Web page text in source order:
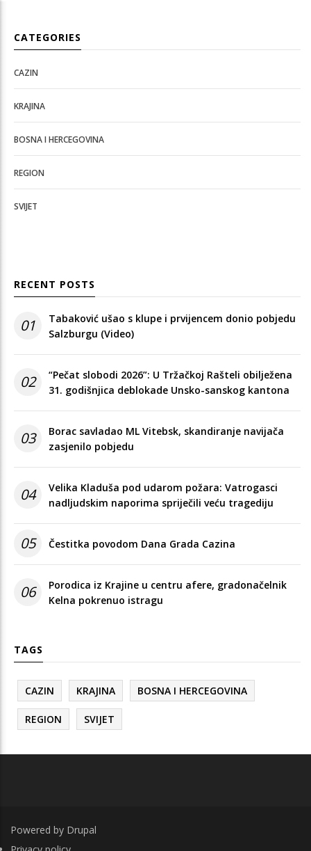
CATEGORIES
CAZIN
KRAJINA
BOSNA I HERCEGOVINA
REGION
SVIJET
RECENT POSTS
01
Tabaković ušao s klupe i prvijencem donio pobjedu
Salzburgu (Video)
02
“Pečat slobodi 2026”: U Tržačkoj Rašteli obilježena
31. godišnjica deblokade Unsko-sanskog kantona
03
Borac savladao ML Vitebsk, skandiranje navijača
zasjenilo pobjedu
04
Velika Kladuša pod udarom požara: Vatrogasci
nadljudskim naporima spriječili veću tragediju
05 Čestitka povodom Dana Grada Cazina
06
Porodica iz Krajine u centru afere, gradonačelnik
Kelna pokrenuo istragu
TAGS
CAZIN KRAJINA BOSNA I HERCEGOVINA
REGION SVIJET
Powered by Drupal
FOOTER